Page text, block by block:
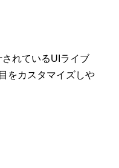
れているUIライブ
をカスタマイズしや